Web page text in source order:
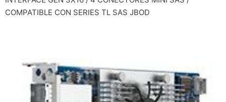
COMPATIBLE CON SERIES TL SAS JBOD